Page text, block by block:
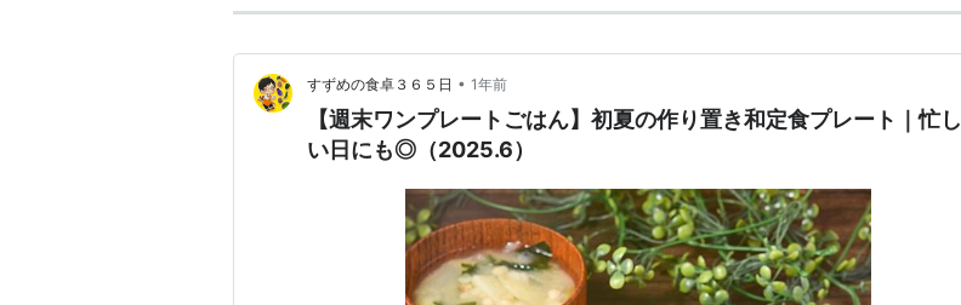
すずめの食卓３６５日 • 1年前
【週末ワンプレートごはん】初夏の作り置き和定食プレート｜忙し
い日にも◎（2025.6）